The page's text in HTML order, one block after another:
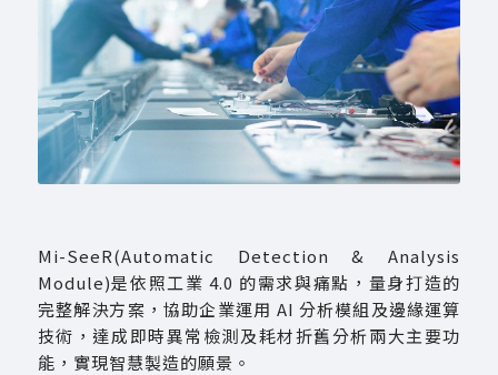
Mi-SeeR(Automatic Detection & Analysis
Module)是依照工業 4.0 的需求與痛點，量身打造的
完整解決方案，協助企業運用 AI 分析模組及邊緣運算
技術，達成即時異常檢測及耗材折舊分析兩大主要功
能，實現智慧製造的願景。